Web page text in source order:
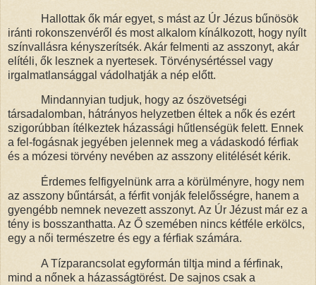
Hallottak ők már egyet, s mást az Úr Jézus bűnösök
iránti rokonszenvéről és most alkalom kínálkozott, hogy nyílt
színvallásra kényszerítsék. Akár felmenti az asszonyt, akár
elítéli, ők lesznek a nyertesek. Törvénysértéssel vagy
irgalmatlansággal vádolhatják a nép előtt.
Mindannyian tudjuk, hogy az ószövetségi
társadalomban, hátrányos helyzetben éltek a nők és ezért
szigorúbban ítélkeztek házassági hűtlenségük felett. Ennek
a fel-fogásnak jegyében jelennek meg a vádaskodó férfiak
és a mózesi törvény nevében az asszony elitélését kérik.
Érdemes felfigyelnünk arra a körülményre, hogy nem
az asszony bűntársát, a férfit vonják felelősségre, hanem a
gyengébb nemnek nevezett asszonyt. Az Úr Jézust már ez a
tény is bosszanthatta. Az Ő szemében nincs kétféle erkölcs,
egy a női természetre és egy a férfiak számára.
A Tízparancsolat egyformán tiltja mind a férfinak,
mind a nőnek a házasságtörést. De sajnos csak a